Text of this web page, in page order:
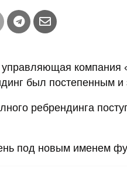
компания
был постепенным и
ребрендинга
под новым именем